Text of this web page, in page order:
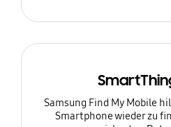
Samsung Find My Mobile
Smartphone wieder zu